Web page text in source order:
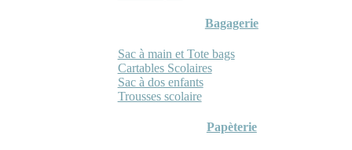
Bagagerie
Sac à main et Tote bags
Cartables Scolaires
Sac à dos enfants
Trousses scolaire
Papèterie